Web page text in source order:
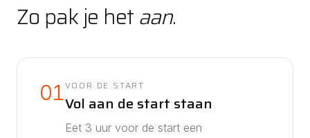
Zo pak je hetaan.
01VOOR DE START
Vol aan de start staan
Eet 3 uur voor de start een